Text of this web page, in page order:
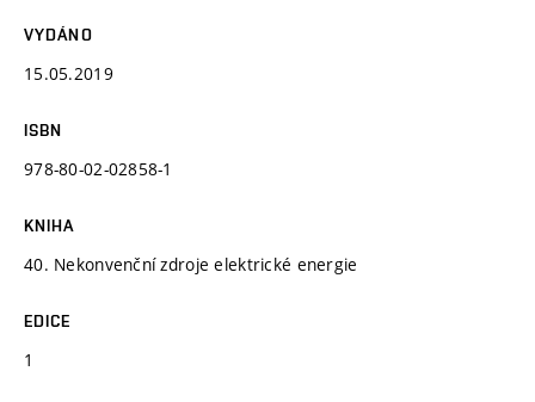
VYDÁNO
15.05.2019
ISBN
978-80-02-02858-1
KNIHA
40. Nekonvenční zdroje elektrické energie
EDICE
1